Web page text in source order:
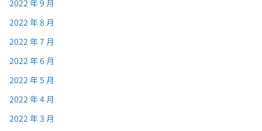
2022 年 9 月
2022 年 8 月
2022 年 7 月
2022 年 6 月
2022 年 5 月
2022 年 4 月
2022 年 3 月